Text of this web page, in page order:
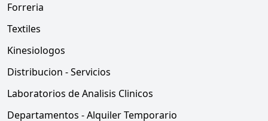
Forreria
Textiles
Kinesiologos
Distribucion - Servicios
Laboratorios de Analisis Clinicos
Departamentos - Alquiler Temporario